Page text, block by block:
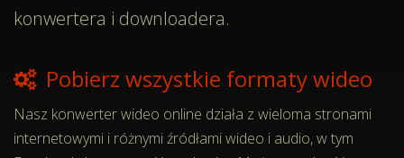
konwertera i downloadera.
Pobierz wszystkie formaty wideo
Nasz konwerter wideo online działa z wieloma stronami
internetowymi i różnymi źródłami wideo i audio, w tym